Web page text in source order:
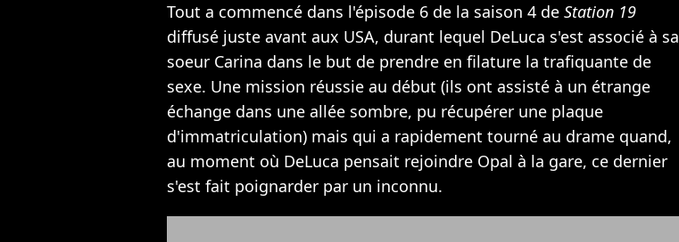
Tout a commencé dans l'épisode 6 de la saison 4 de Station 19
diffusé juste avant aux USA, durant lequel DeLuca s'est associé à sa
soeur Carina dans le but de prendre en filature la trafiquante de
sexe. Une mission réussie au début (ils ont assisté à un étrange
échange dans une allée sombre, pu récupérer une plaque
d'immatriculation) mais qui a rapidement tourné au drame quand,
au moment où DeLuca pensait rejoindre Opal à la gare, ce dernier
s'est fait poignarder par un inconnu.